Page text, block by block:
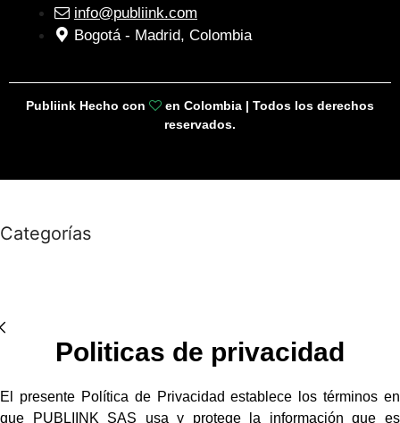
info@publiink.com
Bogotá - Madrid, Colombia
Publiink Hecho con
en Colombia | Todos los derechos
reservados.
Categorías
Politicas de privacidad
El presente Política de Privacidad establece los términos en
que PUBLIINK SAS usa y protege la información que es